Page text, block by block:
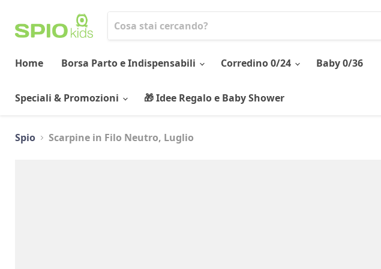
Home Borsa Parto e Indispensabili Corredino 0/24 Baby 0/36
Speciali & Promozioni 🎁 Idee Regalo e Baby Shower
Spio Scarpine in Filo Neutro, Luglio